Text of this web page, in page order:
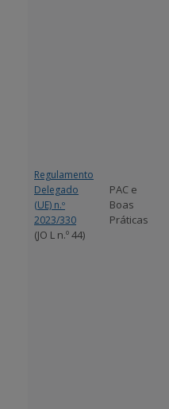
Regulamento
Delegado
(UE) n.º
2023/330
(JO L n.º 44)
PAC e
Boas
Práticas